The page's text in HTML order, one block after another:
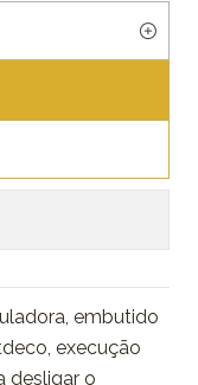
embutido
execução
desligar o